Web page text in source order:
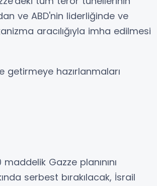
ve ABD'nin liderliğinde ve
aracılığıyla imha edilmesi
getirmeye hazırlanmaları
Gazze planınını
serbest bırakılacak, İsrail